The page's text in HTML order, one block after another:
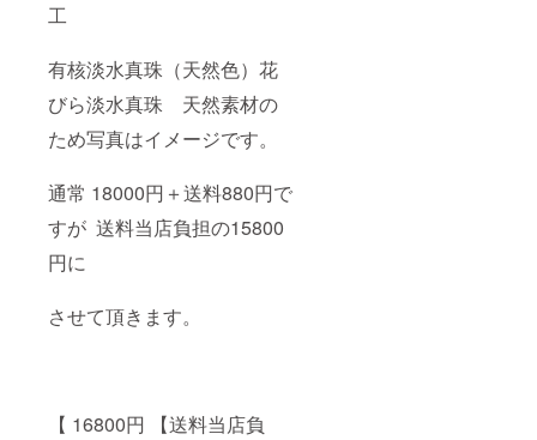
工
有核淡水真珠（天然色）花
びら淡水真珠 天然素材の
ため写真はイメージです。
通常 18000円＋送料880円で
すが 送料当店負担の15800
円に
させて頂きます。
【 16800円 【送料当店負